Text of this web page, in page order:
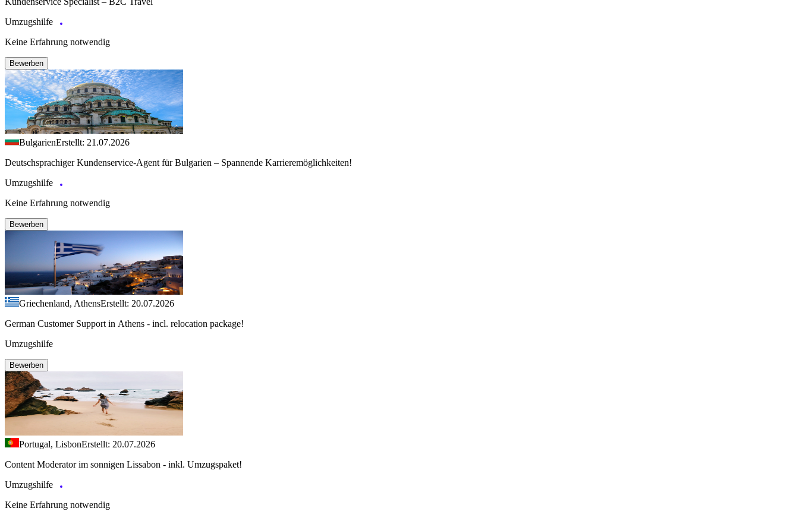
Umzugshilfe
Keine Erfahrung notwendig
Bewerben
BulgarienErstellt: 21.07.2026
Deutschsprachiger Kundenservice-Agent für Bulgarien – Spannende Karrieremöglichkeiten!
Umzugshilfe
Keine Erfahrung notwendig
Bewerben
Griechenland, AthensErstellt: 20.07.2026
German Customer Support in Athens - incl. relocation package!
Umzugshilfe
Bewerben
Portugal, LisbonErstellt: 20.07.2026
Content Moderator im sonnigen Lissabon - inkl. Umzugspaket!
Umzugshilfe
Keine Erfahrung notwendig